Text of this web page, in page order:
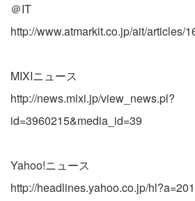
＠IT
http://www.atmarkit.co.jp/ait/articles/
MIXIニュース
http://news.mixi.jp/view_news.pl?
id=3960215&media_id=39
Yahoo!ニュース
http://headlines.yahoo.co.jp/